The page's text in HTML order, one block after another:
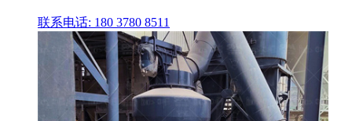
联系电话: 180 3780 8511